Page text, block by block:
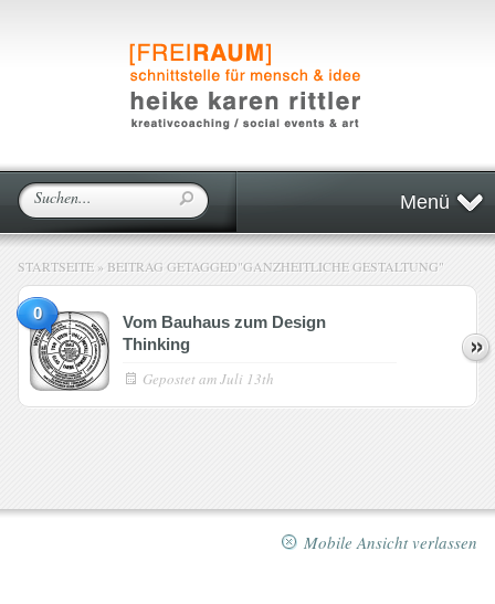
Menü
STARTSEITE » BEITRAG GETAGGED"GANZHEITLICHE GESTALTUNG"
0
Vom Bauhaus zum Design
Thinking
Gepostet amJuli 13th
Mobile Ansicht verlassen